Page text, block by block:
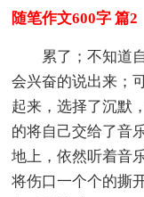
随笔作文600字 篇2
累了；不知道
会兴奋的说出来；
起来，选择了沉默
的将自己交给了音
地上，依然听着音
将伤口一个个的撕